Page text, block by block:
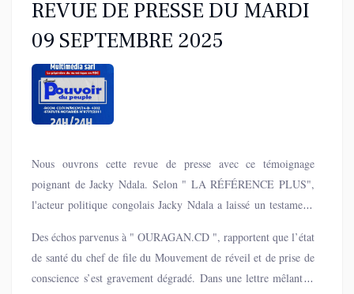
REVUE DE PRESSE DU MARDI
09 SEPTEMBRE 2025
Nous ouvrons cette revue de presse avec ce témoignage
poignant de Jacky Ndala. Selon " LA RÉFÉRENCE PLUS",
l'acteur politique congolais Jacky Ndala a laissé un testament,
état de santé, au Centre pénitentiaire et de rééducation de
Kinshasa, ex- prison centrale de Makala. L'ancien chroniqueur
de musique s'est dit affaibli par la maladie, après avoir tenu
Des échos parvenus à " OURAGAN.CD ", rapportent que l’état
de santé du chef de file du Mouvement de réveil et de prise de
conscience s’est gravement dégradé. Dans une lettre mêlant la